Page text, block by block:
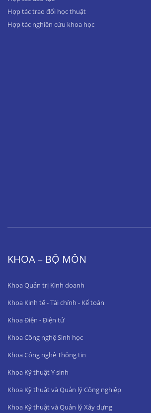
Hợp tác trao đổi học thuật
Hợp tác nghiên cứu khoa học
KHOA – BỘ MÔN
Khoa Quản trị Kinh doanh
Khoa Kinh tế - Tài chính - Kế toán
Khoa Điện - Điện tử
Khoa Công nghệ Sinh học
Khoa Công nghệ Thông tin
Khoa Kỹ thuật Y sinh
Khoa Kỹ thuật và Quản lý Công nghiệp
Khoa Kỹ thuật và Quản lý Xây dựng